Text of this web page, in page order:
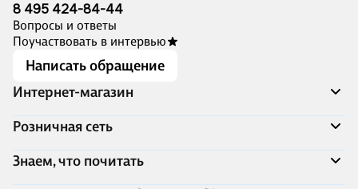
8 495 424-84-44
Вопросы и ответы
Поучаствовать в интервью
Написать обращение
Интернет-магазин
Акции
Доставка и оплата
Программа лояльности
Розничная сеть
Адреса магазинов
Знаем, что почитать